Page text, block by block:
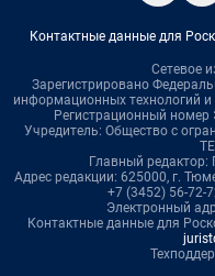
Контактные данные для
Сетевое
Зарегистрировано
информационных технологий
Регистрационный
Учредитель: Общество с
Главный
Адрес редакции: 625000, г.
+7 (3452) 56-72-
Электронный
Контактные данные для